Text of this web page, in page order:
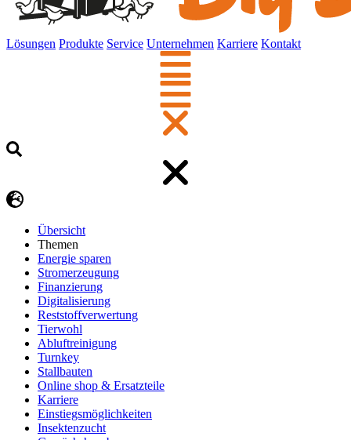
Lösungen Produkte Service Unternehmen Karriere Kontakt
Übersicht
Themen
Energie sparen
Stromerzeugung
Finanzierung
Digitalisierung
Reststoffverwertung
Tierwohl
Abluftreinigung
Turnkey
Stallbauten
Online shop & Ersatzteile
Karriere
Einstiegsmöglichkeiten
Insektenzucht